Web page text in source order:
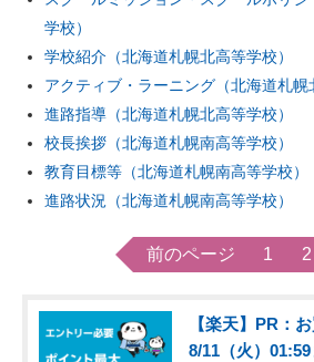
学校）
学校紹介（北海道札幌北高等学校）
アクティブ・ラーニング（北海道札幌
進路指導（北海道札幌北高等学校）
校長挨拶（北海道札幌南高等学校）
教育目標等（北海道札幌南高等学校）
進路状況（北海道札幌南高等学校）
前のページ 1 2
【楽天】PR：
8/11（火）